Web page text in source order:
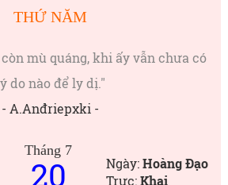
THỨ NĂM
mù quáng, khi ấy vẫn chưa có
do nào để ly dị."
- A.Anđriepxki -
Tháng 7
20 Ngày:Hoàng Đạo
Trực:Khai